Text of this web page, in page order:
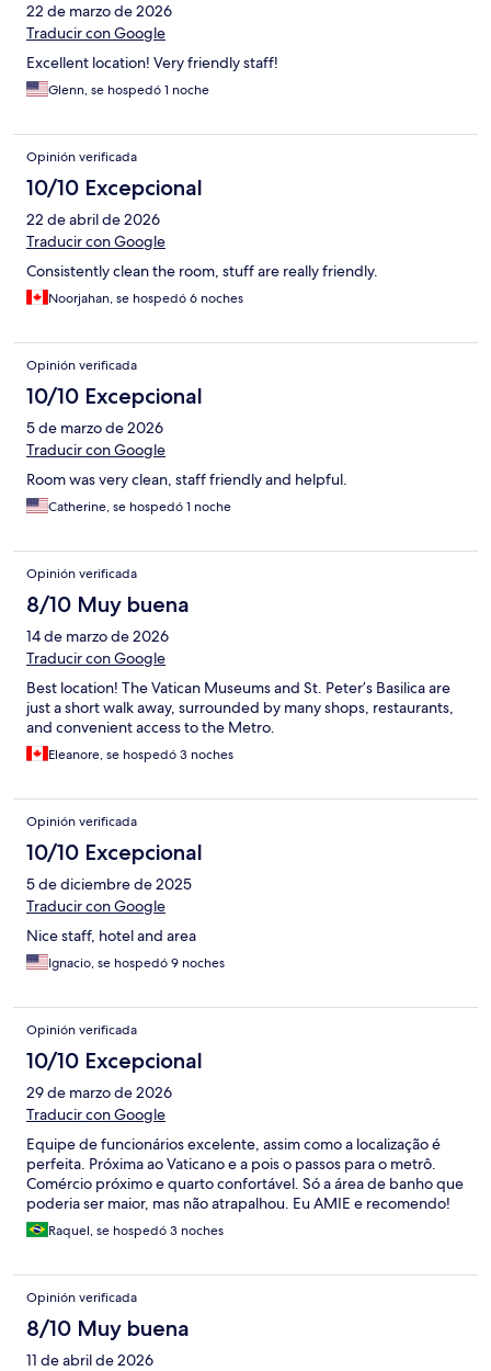
22 de marzo de 2026
Traducir con Google
Excellent location! Very friendly staff!
Glenn, se hospedó 1 noche
Opinión verificada
10/10 Excepcional
22 de abril de 2026
Traducir con Google
Consistently clean the room, stuff are really friendly.
Noorjahan, se hospedó 6 noches
Opinión verificada
10/10 Excepcional
5 de marzo de 2026
Traducir con Google
Room was very clean, staff friendly and helpful.
Catherine, se hospedó 1 noche
Opinión verificada
8/10 Muy buena
14 de marzo de 2026
Traducir con Google
Best location! The Vatican Museums and St. Peter’s Basilica are
just a short walk away, surrounded by many shops, restaurants,
and convenient access to the Metro.
Eleanore, se hospedó 3 noches
Opinión verificada
10/10 Excepcional
5 de diciembre de 2025
Traducir con Google
Nice staff, hotel and area
Ignacio, se hospedó 9 noches
Opinión verificada
10/10 Excepcional
29 de marzo de 2026
Traducir con Google
Equipe de funcionários excelente, assim como a localização é
perfeita. Próxima ao Vaticano e a pois o passos para o metrô.
Comércio próximo e quarto confortável. Só a área de banho que
poderia ser maior, mas não atrapalhou. Eu AMIE e recomendo!
Raquel, se hospedó 3 noches
Opinión verificada
8/10 Muy buena
11 de abril de 2026